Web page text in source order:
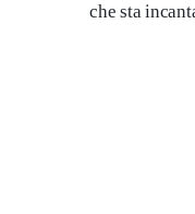
che sta